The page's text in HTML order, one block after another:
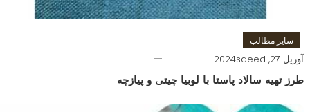
سایر مطالب
آوریل 27, 2024 saeed
طرز تهیه سالاد پاستا با لوبیا چیتی و پیازچه